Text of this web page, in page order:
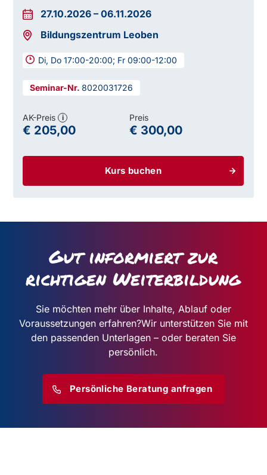
27.10.2026 –06.11.2026
Bildungszentrum Leoben
Di, Do 17:00-20:00; Fr 09:00-12:00
8020031726
Kurs buchen
AK-Preis i
€ 205,00
Preis
€ 300,00
Gut informiert zur
richtigen Weiterbildung
Sie möchten mehr über Inhalte, Ablauf oder
Voraussetzungen erfahren?Wir unterstützen Sie mit
den passenden Unterlagen – oder beraten Sie
persönlich.
Persönliche Beratung anfragen